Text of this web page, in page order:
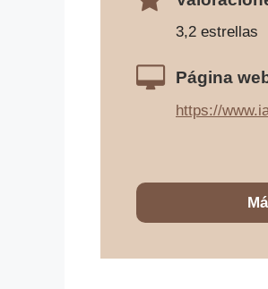
3,2 estrellas
Página
https://